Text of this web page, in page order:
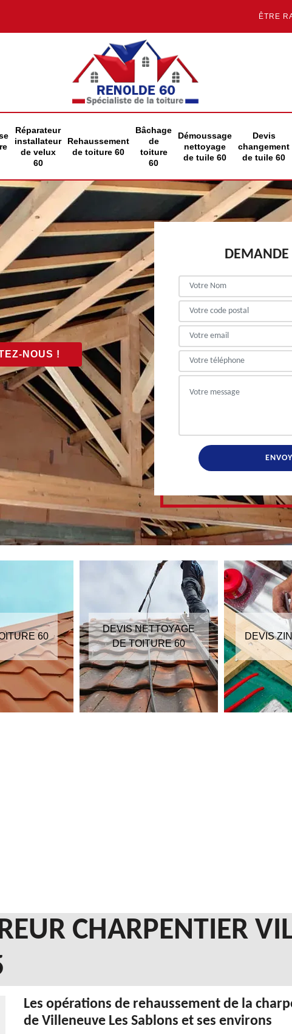
ÊTRE
Réparateur
installateur
de velux
60
Rehaussement
de toiture 60
Bâchage
de
toiture
60
Démoussage
nettoyage
de tuile 60
Devis
changement
de tuile 60
NOUS !
DEMANDE
60
DEVIS NETTOYAGE
DE TOITURE 60
DEVIS
CHARPENTIER
Les opérations de rehaussement de la
de Villeneuve Les Sablons et ses environs